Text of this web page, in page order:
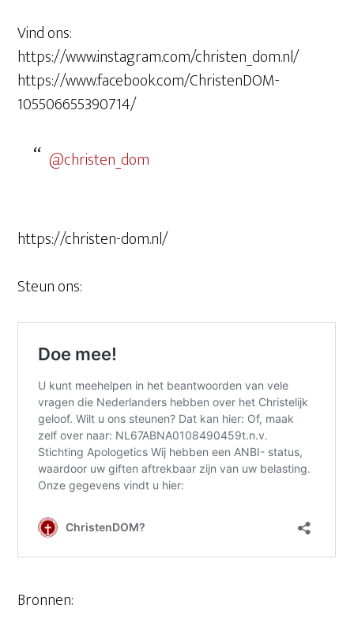
Vind ons:
https://www.instagram.com/christen_dom.nl/
https://www.facebook.com/ChristenDOM-
105506655390714/
@christen_dom
https://christen-dom.nl/
Steun ons:
Bronnen: